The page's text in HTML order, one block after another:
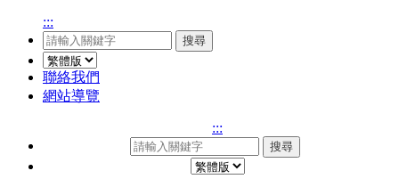
:::
搜尋
聯絡我們
網站導覽
:::
搜尋